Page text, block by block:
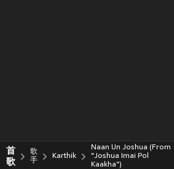
首
歌
歌
手
Karthik
Naan Un Joshua (From
"Joshua Imai Pol
Kaakha")